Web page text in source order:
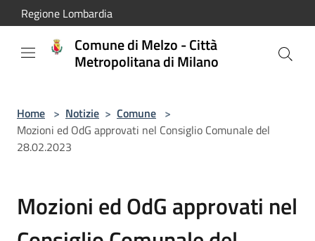
Salta al contenuto principale
Regione Lombardia
Comune di Melzo - Città
Metropolitana di Milano
Home > Notizie > Comune >
Mozioni ed OdG approvati nel Consiglio Comunale del
28.02.2023
Mozioni ed OdG approvati nel